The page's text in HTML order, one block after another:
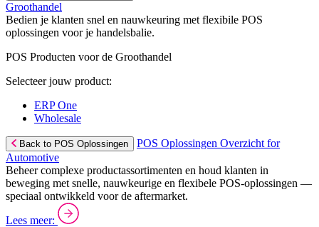
Groothandel
Bedien je klanten snel en nauwkeuring met flexibile POS
oplossingen voor je handelsbalie.
POS Producten voor de Groothandel
Selecteer jouw product:
ERP One
Wholesale
Back to POS Oplossingen
POS Oplossingen Overzicht for
Automotive
Beheer complexe productassortimenten en houd klanten in
beweging met snelle, nauwkeurige en flexibele POS-oplossingen —
speciaal ontwikkeld voor de aftermarket.
Lees meer: